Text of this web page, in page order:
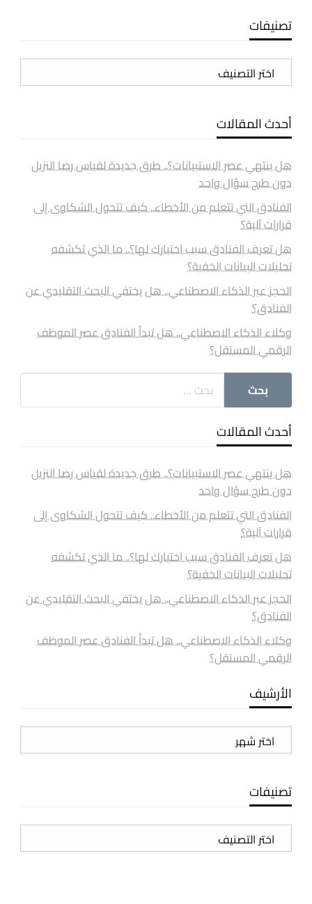
تصنيفات
تصنيفات
أحدث المقالات
هل ينتهي عصر الاستبيانات؟.. طرق جديدة لقياس رضا النزيل
دون طرح سؤال واحد
الفنادق التي تتعلم من الأخطاء.. كيف تتحول الشكاوى إلى
قرارات آلية؟
هل تعرف الفنادق سبب اختيارك لها؟.. ما الذي تكشفه
تحليلات البيانات الخفية؟
الحجز عبر الذكاء الاصطناعي.. هل يختفي البحث التقليدي عن
الفنادق؟
وكلاء الذكاء الاصطناعي.. هل تبدأ الفنادق عصر الموظف
الرقمي المستقل؟
أحدث المقالات
هل ينتهي عصر الاستبيانات؟.. طرق جديدة لقياس رضا النزيل
دون طرح سؤال واحد
الفنادق التي تتعلم من الأخطاء.. كيف تتحول الشكاوى إلى
قرارات آلية؟
هل تعرف الفنادق سبب اختيارك لها؟.. ما الذي تكشفه
تحليلات البيانات الخفية؟
الحجز عبر الذكاء الاصطناعي.. هل يختفي البحث التقليدي عن
الفنادق؟
وكلاء الذكاء الاصطناعي.. هل تبدأ الفنادق عصر الموظف
الرقمي المستقل؟
الأرشيف
الأرشيف
تصنيفات
تصنيفات